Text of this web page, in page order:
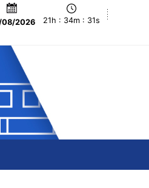
2026 21h : 34m : 31s